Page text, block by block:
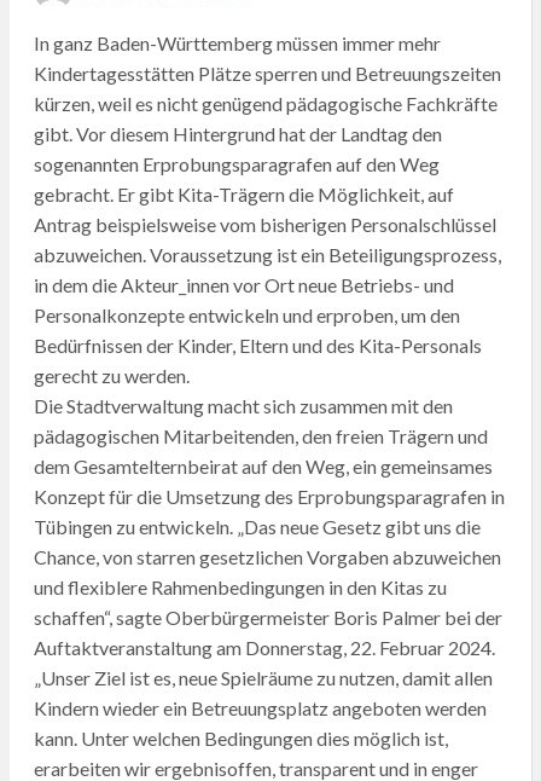
In ganz Baden-Württemberg müssen immer mehr
Kindertagesstätten Plätze sperren und Betreuungszeiten
kürzen, weil es nicht genügend pädagogische Fachkräfte
gibt. Vor diesem Hintergrund hat der Landtag den
sogenannten Erprobungsparagrafen auf den Weg
gebracht. Er gibt Kita-Trägern die Möglichkeit, auf
Antrag beispielsweise vom bisherigen Personalschlüssel
abzuweichen. Voraussetzung ist ein Beteiligungsprozess,
in dem die Akteur_innen vor Ort neue Betriebs- und
Personalkonzepte entwickeln und erproben, um den
Bedürfnissen der Kinder, Eltern und des Kita-Personals
gerecht zu werden.
Die Stadtverwaltung macht sich zusammen mit den
pädagogischen Mitarbeitenden, den freien Trägern und
dem Gesamtelternbeirat auf den Weg, ein gemeinsames
Konzept für die Umsetzung des Erprobungsparagrafen in
Tübingen zu entwickeln. „Das neue Gesetz gibt uns die
Chance, von starren gesetzlichen Vorgaben abzuweichen
und flexiblere Rahmenbedingungen in den Kitas zu
schaffen“, sagte Oberbürgermeister Boris Palmer bei der
Auftaktveranstaltung am Donnerstag, 22. Februar 2024.
„Unser Ziel ist es, neue Spielräume zu nutzen, damit allen
Kindern wieder ein Betreuungsplatz angeboten werden
kann. Unter welchen Bedingungen dies möglich ist,
erarbeiten wir ergebnisoffen, transparent und in enger